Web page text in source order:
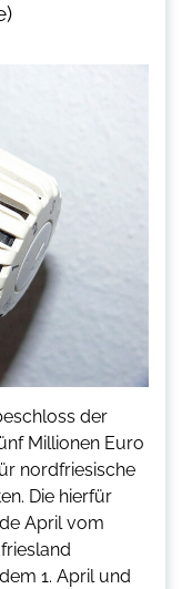
der
Millionen Euro
nordfriesische
Die hierfür
April vom
1. April und